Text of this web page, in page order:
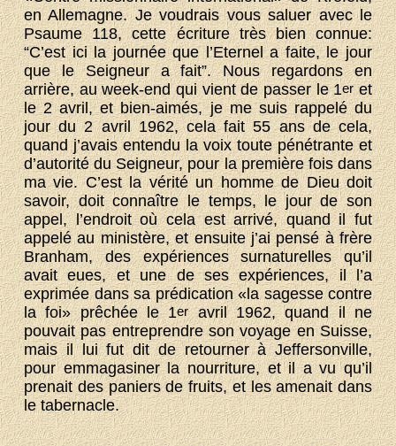
en Allemagne. Je voudrais vous saluer avec le
Psaume 118, cette écriture très bien connue:
“C’est ici la journée que l’Eternel a faite, le jour
que le Seigneur a fait”. Nous regardons en
arrière, au week-end qui vient de passer le 1eret
le 2 avril, et bien-aimés, je me suis rappelé du
jour du 2 avril 1962, cela fait 55 ans de cela,
quand j’avais entendu la voix toute pénétrante et
d’autorité du Seigneur, pour la première fois dans
ma vie. C’est la vérité un homme de Dieu doit
savoir, doit connaître le temps, le jour de son
appel, l’endroit où cela est arrivé, quand il fut
appelé au ministère, et ensuite j’ai pensé à frère
Branham, des expériences surnaturelles qu’il
avait eues, et une de ses expériences, il l’a
exprimée dans sa prédication «la sagesse contre
la foi» prêchée le 1eravril 1962, quand il ne
pouvait pas entreprendre son voyage en Suisse,
mais il lui fut dit de retourner à Jeffersonville,
pour emmagasiner la nourriture, et il a vu qu’il
prenait des paniers de fruits, et les amenait dans
le tabernacle.